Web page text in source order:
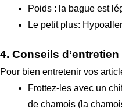
Poids : la bague est
Le petit plus:
4. Conseils d’entretien
Pour bien entretenir vos
Frottez-les avec un
de chamois (la